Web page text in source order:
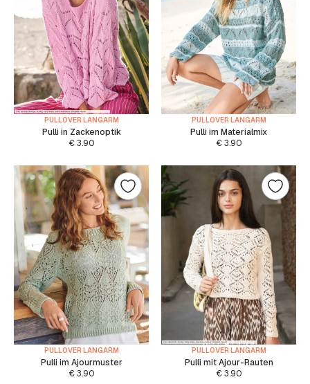
PULLOVER LANGARM
Pulli in Zackenoptik
€3.90
PULLOVER LANGARM
Pulli im Materialmix
€3.90
PULLOVER LANGARM
Pulli im Ajourmuster
€3.90
PULLOVER LANGARM
Pulli mit Ajour-Rauten
€3.90